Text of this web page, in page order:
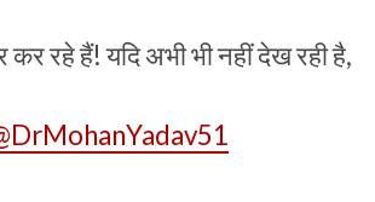
रहे हैं! यदि अभी भी नहीं देख रही है,